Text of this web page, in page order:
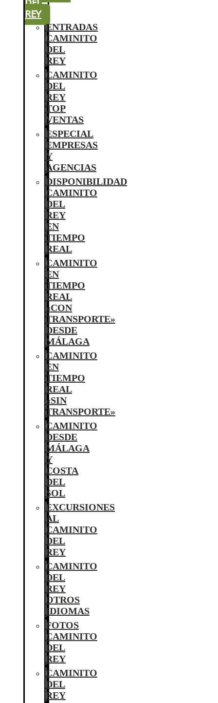
DEL
REY
ENTRADAS
CAMINITO
DEL
REY
CAMINITO
DEL
REY
TOP
VENTAS
ESPECIAL
EMPRESAS
Y
AGENCIAS
DISPONIBILIDAD
CAMINITO
DEL
REY
EN
TIEMPO
REAL
CAMINITO
EN
TIEMPO
REAL
«CON
TRANSPORTE»
DESDE
MÁLAGA
CAMINITO
EN
TIEMPO
REAL
«SIN
TRANSPORTE»
CAMINITO
DESDE
MÁLAGA
Y
COSTA
DEL
SOL
EXCURSIONES
AL
CAMINITO
DEL
REY
CAMINITO
DEL
REY
OTROS
IDIOMAS
FOTOS
CAMINITO
DEL
REY
CAMINITO
DEL
REY